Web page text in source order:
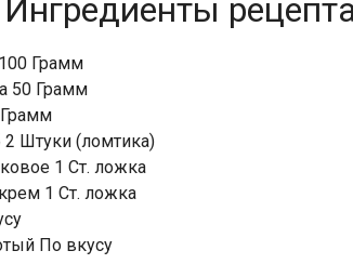
Грамм
50 Грамм
Штуки (ломтика)
1 Ст. ложка
1 Ст. ложка
По вкусу